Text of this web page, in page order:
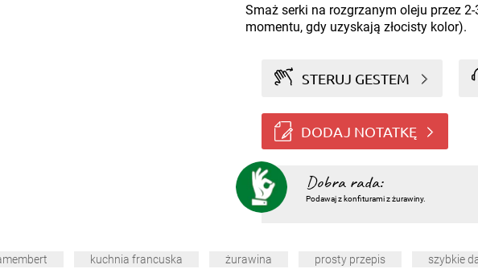
Smaż serki na rozgrzanym oleju przez
momentu, gdy uzyskają złocisty kolor).
STERUJ GESTEM
DODAJ NOTATKĘ
Dobra rada:
Podawaj z konfiturami z żurawiny.
kuchnia francuska żurawina prosty przepis szybkie